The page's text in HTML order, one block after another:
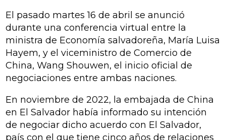
El pasado martes 16 de abril se anunció
durante una conferencia virtual entre la
ministra de Economía salvadoreña, María Luisa
Hayem, y el viceministro de Comercio de
China, Wang Shouwen, el inicio oficial de
negociaciones entre ambas naciones.
En noviembre de 2022, la embajada de China
en El Salvador había informado su intención
de negociar dicho acuerdo con El Salvador,
país con el que tiene cinco años de relaciones